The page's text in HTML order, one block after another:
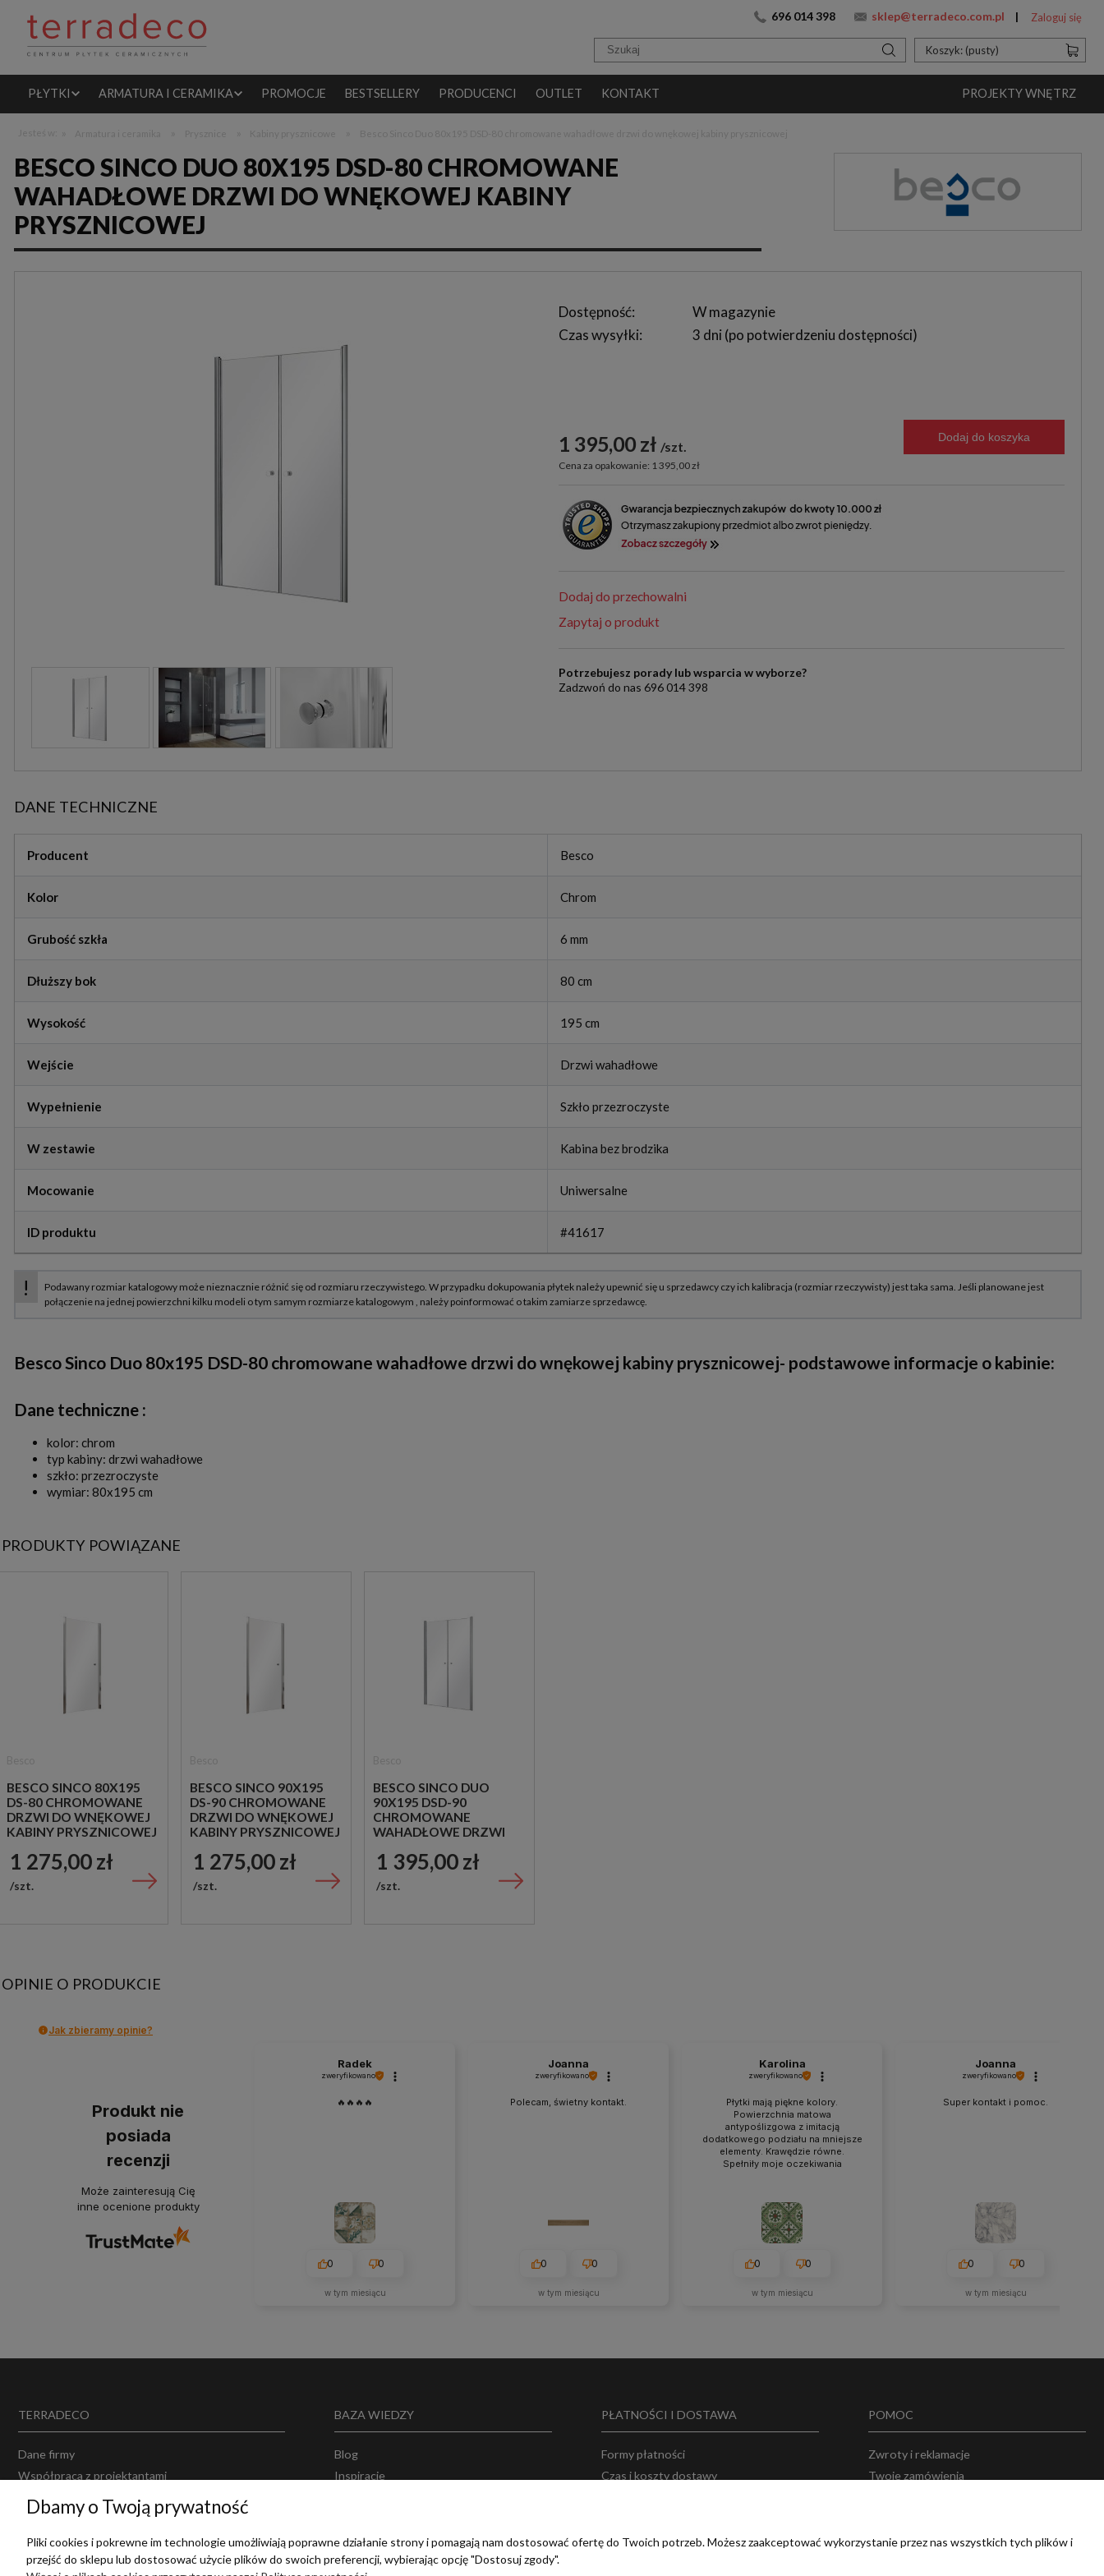
696 014 398 sklep@terradeco.com.pl Zaloguj się
Koszyk: (pusty)
PŁYTKI ARMATURA I CERAMIKA PROMOCJE BESTSELLERY PRODUCENCI OUTLET KONTAKT PROJEKTY WNĘTRZ
BESCO SINCO DUO 80X195 DSD-80 CHROMOWANE
WAHADŁOWE DRZWI DO WNĘKOWEJ KABINY
PRYSZNICOWEJ
Dostępność:
W magazynie
Czas wysyłki:
3 dni
1 395,00 zł szt.
Cena za opakowanie: 1 395,00 zł
Dodaj do koszyka
Dodaj do przechowalni
Zapytaj o produkt
Potrzebujesz porady lub wsparcia w wyborze?
Zadzwoń do nas 696 014 398
DANE TECHNICZNE
Producent Besco
Kolor Chrom
Grubość szkła 6 mm
Dłuższy bok 80 cm
Wysokość 195 cm
Wejście Drzwi wahadłowe
Wypełnienie Szkło przezroczyste
W zestawie Kabina bez brodzika
Mocowanie Uniwersalne
ID produktu #41617
Besco Sinco Duo 80x195 DSD-80 chromowane wahadłowe drzwi do wnękowej kabiny prysznicowej- podstawowe informacje o kabinie:
Dane techniczne :
kolor: chrom
typ kabiny: drzwi wahadłowe
szkło: przezroczyste
wymiar: 80x195 cm
PRODUKTY POWIĄZANE
BESCO SINCO 80X195
DS-80 CHROMOWANE
DRZWI DO WNĘKOWEJ
KABINY PRYSZNICOWEJ
1 275,00 zł
szt.
BESCO SINCO 90X195
DS-90 CHROMOWANE
DRZWI DO WNĘKOWEJ
KABINY PRYSZNICOWEJ
1 275,00 zł
szt.
BESCO SINCO DUO
90X195 DSD-90
CHROMOWANE
WAHADŁOWE DRZWI
PRYSZNICOWEJ
1 395,00 zł
szt.
OPINIE O PRODUKCIE
Jak zbieramy opinie?
Produkt nie
posiada
recenzji
Może zainteresują Cię
inne ocenione produkty
Radek
zweryfikowano
🔥🔥🔥🔥
0 0
w tym miesiącu
Joanna
zweryfikowano
Polecam, świetny kontakt.
0 0
w tym miesiącu
Karolina
zweryfikowano
Płytki mają piękne kolory.
Powierzchnia matowa
antypoślizgowa z imitacją
dodatkowego podziału na mniejsze
elementy. Krawędzie równe.
Spełniły moje oczekiwania
0 0
w tym miesiącu
Joanna
zweryfikowano
Super kontakt i pomoc.
0 0
w tym miesiącu
TERRADECO
Dane firmy
Współpraca z projektantami
Producenci
BAZA WIEDZY
Blog
Inspiracje
Regulamin
PŁATNOŚCI I DOSTAWA
Formy płatności
Czas i koszty dostawy
POMOC
Zwroty i reklamacje
Twoje zamówienia
Dbamy o Twoją prywatność
Pliki cookies i pokrewne im technologie umożliwiają poprawne działanie strony i pomagają nam dostosować ofertę do Twoich potrzeb. Możesz zaakceptować wykorzystanie przez nas wszystkich tych plików i
przejść do sklepu lub dostosować użycie plików do swoich preferencji, wybierając opcję "Dostosuj zgody".